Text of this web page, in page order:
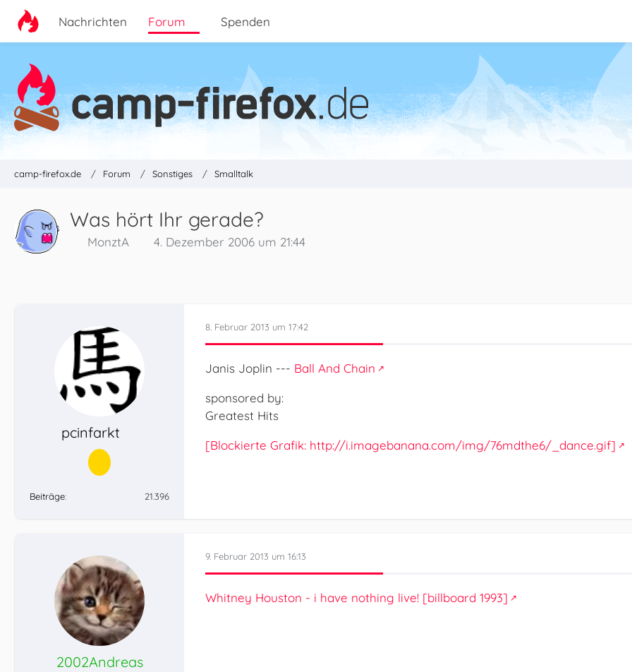
Nachrichten Forum Spenden
camp-firefox.de Forum Sonstiges Smalltalk
Was hört Ihr gerade?
MonztA 4. Dezember 2006 um 21:44
pcinfarkt
Beiträge 21.396
8. Februar 2013 um 17:42
Janis Joplin --- Ball And Chain
sponsored by:
Greatest Hits
[Blockierte Grafik: http://i.imagebanana.com/img/76mdthe6/_dance.gif]
2002Andreas
9. Februar 2013 um 16:13
Whitney Houston - i have nothing live! [billboard 1993]